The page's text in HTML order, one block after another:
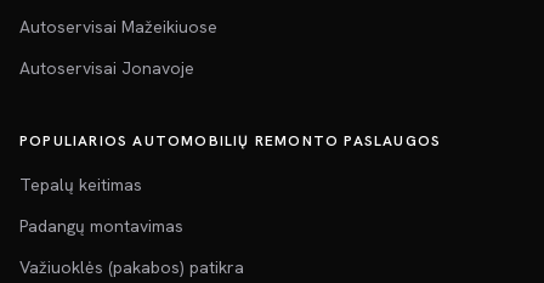
Autoservisai Mažeikiuose
Autoservisai Jonavoje
POPULIARIOS AUTOMOBILIŲ REMONTO PASLAUGOS
Tepalų keitimas
Padangų montavimas
Važiuoklės (pakabos) patikra